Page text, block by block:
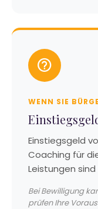
WENN SIE
Einstiegsgeld
Coaching für
Leistungen
Bei Bewilligung
prüfen Ihre